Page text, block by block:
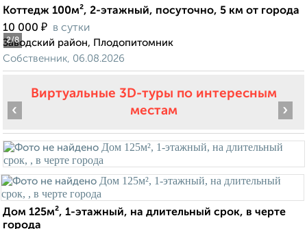
2/8
Коттедж 100м², 2-этажный, посуточно, 5 км от города
10 000 ₽ в сутки
Заводский район, Плодопитомник
Собственник, 06.08.2026
Виртуальные 3D-туры по интересным
местам
‹ ›
Дом 125м², 1-этажный, на длительный срок, в черте
города